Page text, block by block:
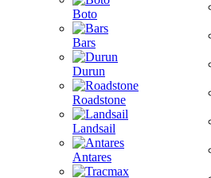
Boto
Bars
Durun
Roadstone
Landsail
Antares